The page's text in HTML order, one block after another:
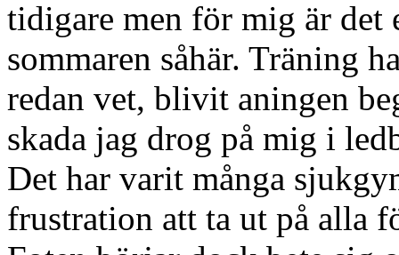
tidigare men för mig är det
sommaren såhär. Träning
redan vet, blivit aningen
skada jag drog på mig i
Det har varit många
frustration att ta ut på alla